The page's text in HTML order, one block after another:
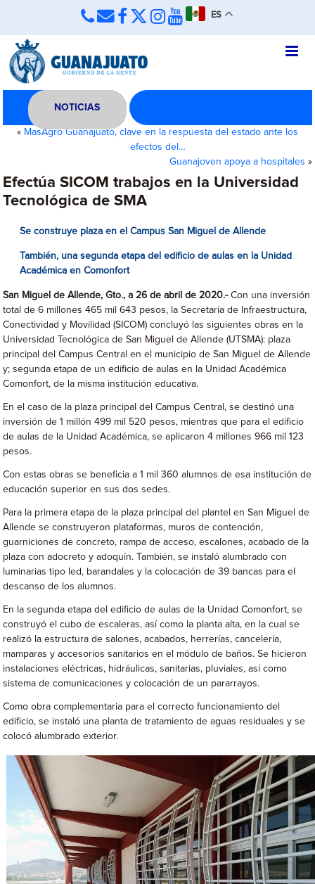
ES
NOTICIAS
« MasAgro Guanajuato, clave en la respuesta del estado ante los
efectos del…
Guanajoven apoya a hospitales »
Efectúa SICOM trabajos en la Universidad
Tecnológica de SMA
Se construye plaza en el Campus San Miguel de Allende
También, una segunda etapa del edificio de aulas en la Unidad
Académica en Comonfort
San Miguel de Allende, Gto., a 26 de abril de 2020.-Con una inversión
total de 6 millones 465 mil 643 pesos, la Secretaría de Infraestructura,
Conectividad y Movilidad (SICOM) concluyó las siguientes obras en la
Universidad Tecnológica de San Miguel de Allende (UTSMA): plaza
principal del Campus Central en el municipio de San Miguel de Allende
y; segunda etapa de un edificio de aulas en la Unidad Académica
Comonfort, de la misma institución educativa.
En el caso de la plaza principal del Campus Central, se destinó una
inversión de 1 millón 499 mil 520 pesos, mientras que para el edificio
de aulas de la Unidad Académica, se aplicaron 4 millones 966 mil 123
pesos.
Con estas obras se beneficia a 1 mil 360 alumnos de esa institución de
educación superior en sus dos sedes.
Para la primera etapa de la plaza principal del plantel en San Miguel de
Allende se construyeron plataformas, muros de contención,
guarniciones de concreto, rampa de acceso, escalones, acabado de la
plaza con adocreto y adoquín. También, se instaló alumbrado con
luminarias tipo led, barandales y la colocación de 39 bancas para el
descanso de los alumnos.
En la segunda etapa del edificio de aulas de la Unidad Comonfort, se
construyó el cubo de escaleras, así como la planta alta, en la cual se
realizó la estructura de salones, acabados, herrerías, cancelería,
mamparas y accesorios sanitarios en el módulo de baños. Se hicieron
instalaciones eléctricas, hidráulicas, sanitarias, pluviales, así como
sistema de comunicaciones y colocación de un pararrayos.
Como obra complementaria para el correcto funcionamiento del
edificio, se instaló una planta de tratamiento de aguas residuales y se
colocó alumbrado exterior.